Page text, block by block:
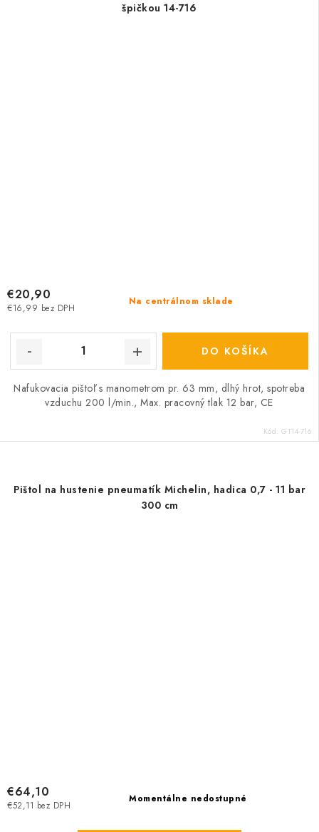
špičkou 14-716
Na centrálnom sklade
€16,99 bez DPH
€20,90
DO KOŠÍKA
Nafukovacia pištoľ s manometrom pr. 63 mm, dlhý hrot, spotreba
vzduchu 200 l/min., Max. pracovný tlak 12 bar, CE
Kód: GT14-716
Pištol na hustenie pneumatík Michelin, hadica 0,7 - 11 bar
300 cm
Momentálne nedostupné
€52,11 bez DPH
€64,10